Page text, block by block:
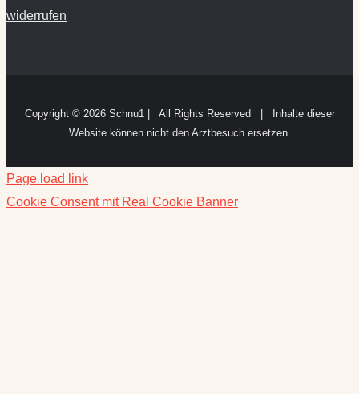
widerrufen
Copyright © 2026 Schnu1 | All Rights Reserved | Inhalte dieser
Website können nicht den Arztbesuch ersetzen.
Page load link
Cookie Consent mit Real Cookie Banner